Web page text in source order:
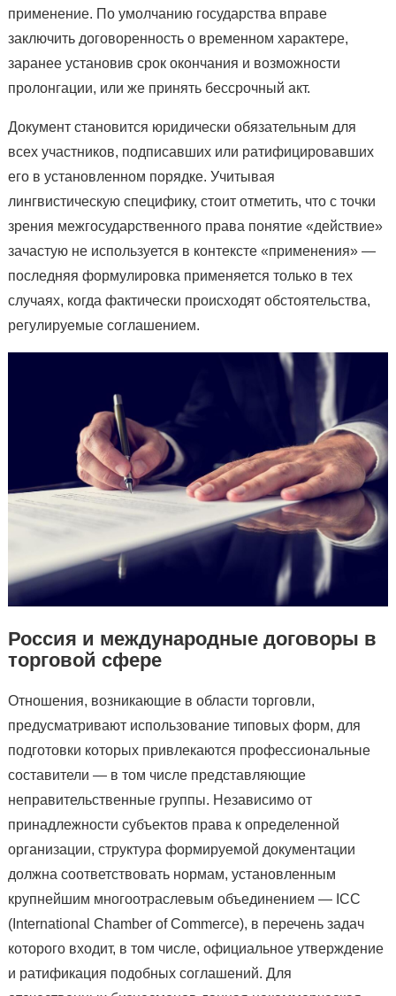
применение. По умолчанию государства вправе
заключить договоренность о временном характере,
заранее установив срок окончания и возможности
пролонгации, или же принять бессрочный акт.
Документ становится юридически обязательным для
всех участников, подписавших или ратифицировавших
его в установленном порядке. Учитывая
лингвистическую специфику, стоит отметить, что с точки
зрения межгосударственного права понятие «действие»
зачастую не используется в контексте «применения» —
последняя формулировка применяется только в тех
случаях, когда фактически происходят обстоятельства,
регулируемые соглашением.
Россия и международные договоры в
торговой сфере
Отношения, возникающие в области торговли,
предусматривают использование типовых форм, для
подготовки которых привлекаются профессиональные
составители — в том числе представляющие
неправительственные группы. Независимо от
принадлежности субъектов права к определенной
организации, структура формируемой документации
должна соответствовать нормам, установленным
крупнейшим многоотраслевым объединением — ICC
(International Chamber of Commerce), в перечень задач
которого входит, в том числе, официальное утверждение
и ратификация подобных соглашений. Для